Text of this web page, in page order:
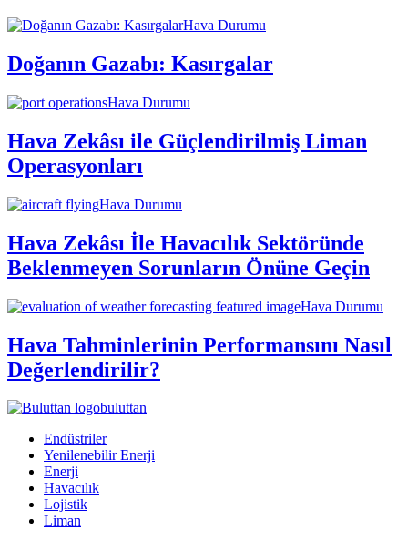
Hava Durumu
Doğanın Gazabı: Kasırgalar
Hava Durumu
Hava Zekâsı ile Güçlendirilmiş Liman
Operasyonları
Hava Durumu
Hava Zekâsı İle Havacılık Sektöründe
Beklenmeyen Sorunların Önüne Geçin
Hava Durumu
Hava Tahminlerinin Performansını Nasıl
Değerlendirilir?
buluttan
Endüstriler
Yenilenebilir Enerji
Enerji
Havacılık
Lojistik
Liman